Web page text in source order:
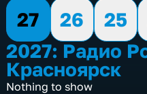
27
26 25
2027: Радио
Красноярск
Nothing to show